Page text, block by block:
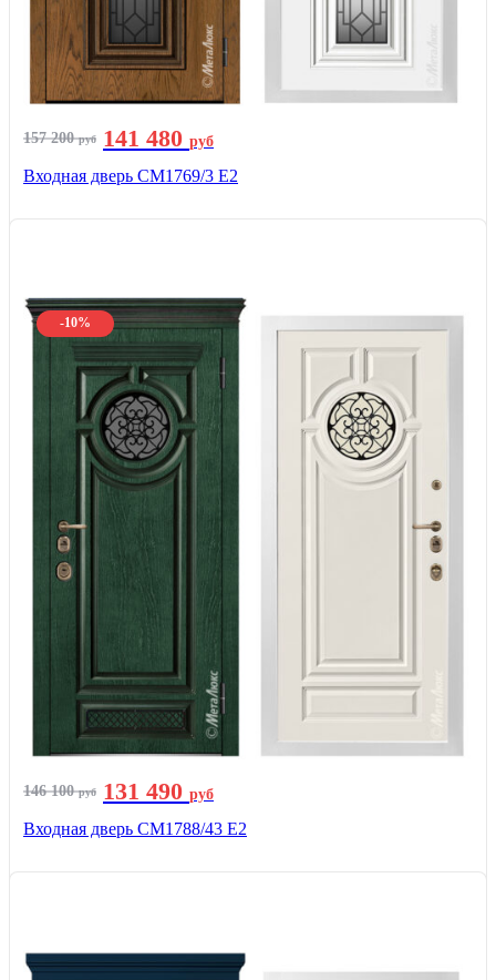
157 200руб 141 480 руб
Входная дверь СМ1769/3 Е2
-10%
146 100руб 131 490 руб
Входная дверь СМ1788/43 E2